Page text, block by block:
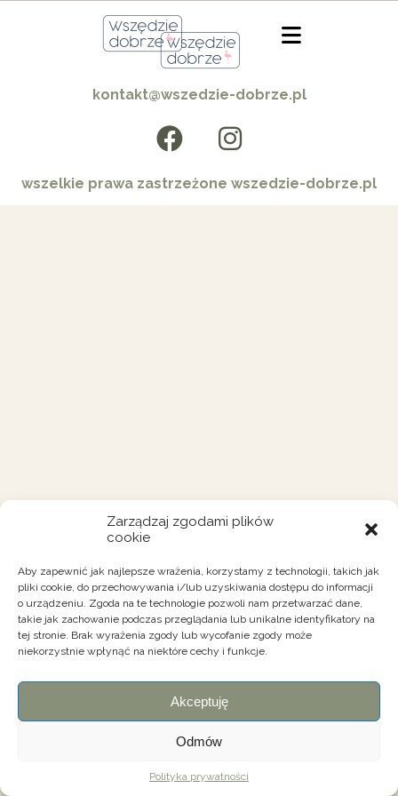
Zarządzaj zgodami plików
cookie
Aby zapewnić jak najlepsze wrażenia, korzystamy z technologii, takich jak
pliki cookie, do przechowywania i/lub uzyskiwania dostępu do informacji
o urządzeniu. Zgoda na te technologie pozwoli nam przetwarzać dane,
takie jak zachowanie podczas przeglądania lub unikalne identyfikatory na
tej stronie. Brak wyrażenia zgody lub wycofanie zgody może
niekorzystnie wpłynąć na niektóre cechy i funkcje.
Akceptuję
Odmów
Polityka prywatności
kontakt@wszedzie-dobrze.pl
wszelkie prawa zastrzeżone wszedzie-dobrze.pl